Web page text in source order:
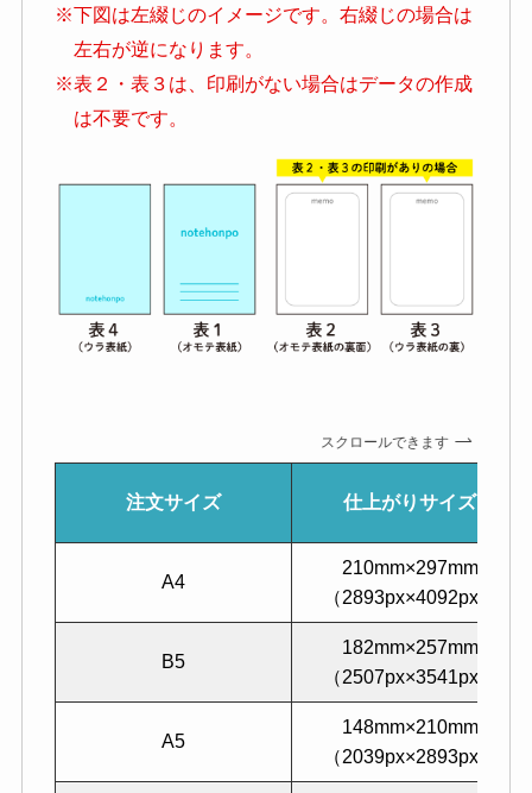
※下図は左綴じのイメージです。右綴じの場合は
左右が逆になります。
※表２・表３は、印刷がない場合はデータの作成
は不要です。
スクロールできます
注文サイズ 仕上がりサイズ
A4
210mm×297mm
（2893px×4092px）
B5
182mm×257mm
（2507px×3541px）
A5
148mm×210mm
（2039px×2893px）